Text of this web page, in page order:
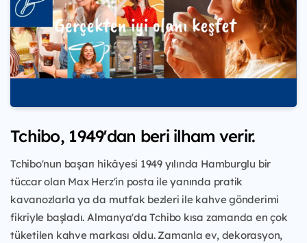
Tchibo, 1949'dan beri ilham verir.
Tchibo'nun başarı hikâyesi 1949 yılında Hamburglu bir
tüccar olan Max Herz'in posta ile yanında pratik
kavanozlarla ya da mutfak bezleri ile kahve gönderimi
fikriyle başladı. Almanya'da Tchibo kısa zamanda en çok
tüketilen kahve markası oldu. Zamanla ev, dekorasyon,